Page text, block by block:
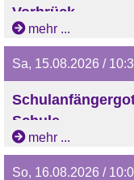
Vorbrück
mehr ...
Sa, 15.08.2026 /
Schule
mehr ...
So, 16.08.2026 /